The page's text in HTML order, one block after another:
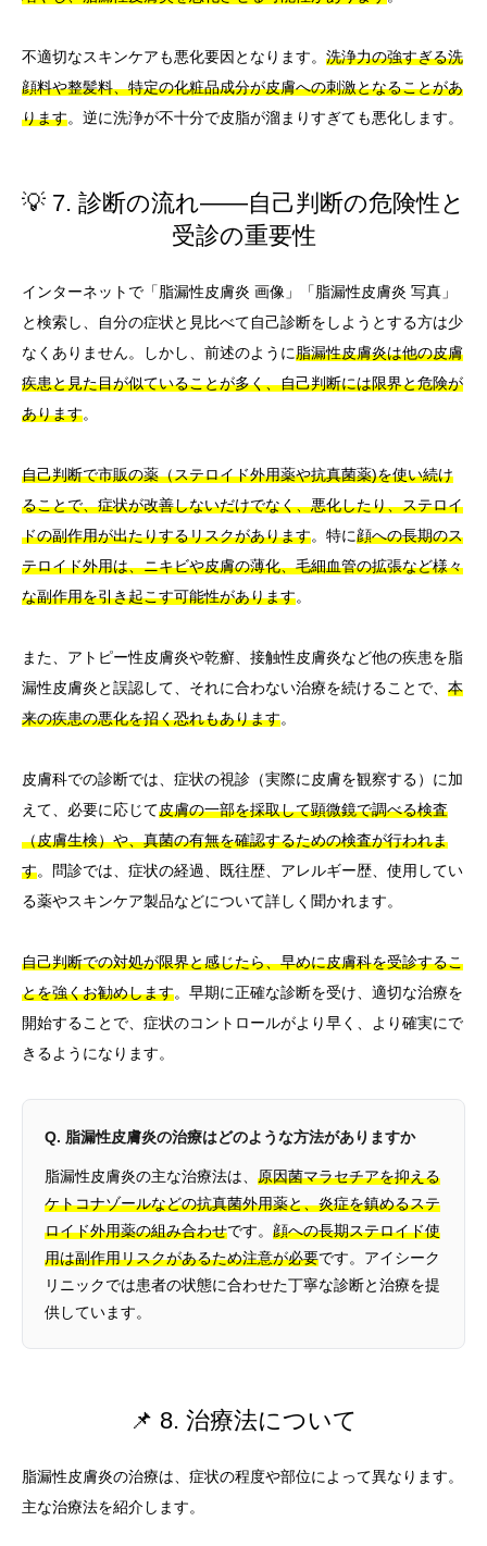
不適切なスキンケアも悪化要因となります。 洗浄力の強すぎる洗
顔料や整髪料、特定の化粧品成分が皮膚への刺激となることがあ
ります。逆に洗浄が不十分で皮脂が溜まりすぎても悪化します。
💡 7. 診断の流れ――自己判断の危険性と
受診の重要性
インターネットで「脂漏性皮膚炎 画像」「脂漏性皮膚炎 写真」
と検索し、自分の症状と見比べて自己診断をしようとする方は少
なくありません。しかし、前述のように脂漏性皮膚炎は他の皮膚
疾患と見た目が似ていることが多く、自己判断には限界と危険が
あります。
自己判断で市販の薬（ステロイド外用薬や抗真菌薬)を使い続け
ることで、症状が改善しないだけでなく、悪化したり、ステロイ
ドの副作用が出たりするリスクがあります。特に顔への長期のス
テロイド外用は、ニキビや皮膚の薄化、毛細血管の拡張など様々
な副作用を引き起こす可能性があります。
また、アトピー性皮膚炎や乾癬、接触性皮膚炎など他の疾患を脂
漏性皮膚炎と誤認して、それに合わない治療を続けることで、 本
来の疾患の悪化を招く恐れもあります。
皮膚科での診断では、症状の視診（実際に皮膚を観察する）に加
えて、必要に応じて皮膚の一部を採取して顕微鏡で調べる検査
（皮膚生検）や、真菌の有無を確認するための検査が行われま
す。問診では、症状の経過、既往歴、アレルギー歴、使用してい
る薬やスキンケア製品などについて詳しく聞かれます。
自己判断での対処が限界と感じたら、早めに皮膚科を受診するこ
とを強くお勧めします。早期に正確な診断を受け、適切な治療を
開始することで、症状のコントロールがより早く、より確実にで
きるようになります。
Q. 脂漏性皮膚炎の治療はどのような方法がありますか
脂漏性皮膚炎の主な治療法は、 原因菌マラセチアを抑える
ケトコナゾールなどの抗真菌外用薬と、炎症を鎮めるステ
ロイド外用薬の組み合わせです。 顔への長期ステロイド使
用は副作用リスクがあるため注意が必要です。アイシーク
リニックでは患者の状態に合わせた丁寧な診断と治療を提
供しています。
📌 8. 治療法について
脂漏性皮膚炎の治療は、症状の程度や部位によって異なります。
主な治療法を紹介します。